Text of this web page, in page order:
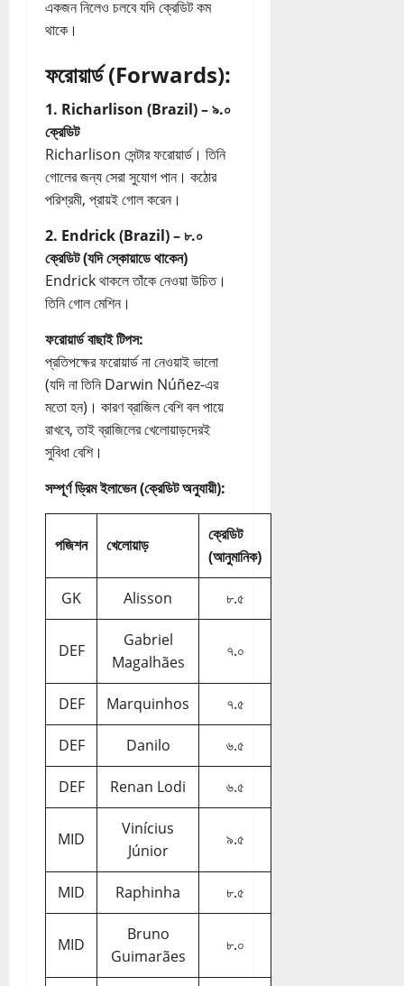
একজন নিলেও চলবে যদি ক্রেডিট কম
থাকে।
ফরোয়ার্ড (Forwards):
1. Richarlison (Brazil) – ৯.০
ক্রেডিট
Richarlison সেন্টার ফরোয়ার্ড। তিনি
গোলের জন্য সেরা সুযোগ পান। কঠোর
পরিশ্রমী, প্রায়ই গোল করেন।
2. Endrick (Brazil) – ৮.০
ক্রেডিট (যদি স্কোয়াডে থাকেন)
Endrick থাকলে তাঁকে নেওয়া উচিত।
তিনি গোল মেশিন।
ফরোয়ার্ড বাছাই টিপস:
প্রতিপক্ষের ফরোয়ার্ড না নেওয়াই ভালো
(যদি না তিনি Darwin Núñez-এর
মতো হন)। কারণ ব্রাজিল বেশি বল পায়ে
রাখবে, তাই ব্রাজিলের খেলোয়াড়দেরই
সুবিধা বেশি।
সম্পূর্ণ ড্রিম ইলাভেন (ক্রেডিট অনুযায়ী):
পজিশন খেলোয়াড়
ক্রেডিট
(আনুমানিক)
GK Alisson ৮.৫
DEF
Gabriel
Magalhães
৭.০
DEF Marquinhos ৭.৫
DEF Danilo ৬.৫
DEF Renan Lodi ৬.৫
MID
Vinícius
Júnior
৯.৫
MID Raphinha ৮.৫
MID
Bruno
Guimarães
৮.০